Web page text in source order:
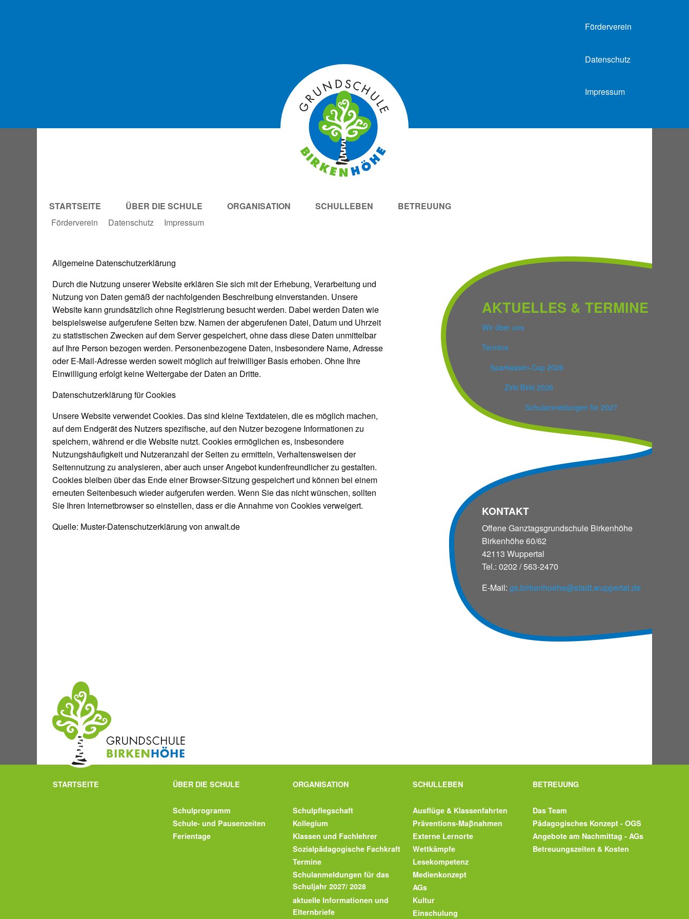
Förderverein
Datenschutz
Impressum
STARTSEITE ÜBER DIE SCHULE ORGANISATION SCHULLEBEN
BETREUUNG
Förderverein
Datenschutz Impressum
Allgemeine Datenschutzerklärung
Durch die Nutzung unserer Website erklären Sie sich mit der Erhebung, Verarbeitung und
Nutzung von Daten gemäß der nachfolgenden Beschreibung einverstanden. Unsere
Website kann grundsätzlich ohne Registrierung besucht werden. Dabei werden Daten wie
beispielsweise aufgerufene Seiten bzw. Namen der abgerufenen Datei, Datum und Uhrzeit
zu statistischen Zwecken auf dem Server gespeichert, ohne dass diese Daten unmittelbar
auf Ihre Person bezogen werden. Personenbezogene Daten, insbesondere Name, Adresse
oder E-Mail-Adresse werden soweit möglich auf freiwilliger Basis erhoben. Ohne Ihre
Einwilligung erfolgt keine Weitergabe der Daten an Dritte.
Datenschutzerklärung für Cookies
Unsere Website verwendet Cookies. Das sind kleine Textdateien, die es möglich machen,
auf dem Endgerät des Nutzers spezifische, auf den Nutzer bezogene Informationen zu
speichern, während er die Website nutzt. Cookies ermöglichen es, insbesondere
Nutzungshäufigkeit und Nutzeranzahl der Seiten zu ermitteln, Verhaltensweisen der
Seitennutzung zu analysieren, aber auch unser Angebot kundenfreundlicher zu gestalten.
Cookies bleiben über das Ende einer Browser-Sitzung gespeichert und können bei einem
erneuten Seitenbesuch wieder aufgerufen werden. Wenn Sie das nicht wünschen, sollten
Sie Ihren Internetbrowser so einstellen, dass er die Annahme von Cookies verweigert.
Quelle: Muster-Datenschutzerklärung von anwalt.de
AKTUELLES & TERMINE
Wir über uns
Termine
Sparkassen-Cup 2026
Zirki Birki 2026
Schulamneldungen für 2027
KONTAKT
Offene Ganztagsgrundschule Birkenhöhe
Birkenhöhe 60/62
42113 Wuppertal
Tel.: 0202 / 563-2470
E-Mail: gs.birkenhoehe@stadt.wuppertal.de
STARTSEITE ÜBER DIE SCHULE
Schulprogramm
Schule- und Pausenzeiten
Ferientage
ORGANISATION
Schulpflegschaft
Kollegium
Klassen und Fachlehrer
Sozialpädagogische Fachkraft
Termine
Schulanmeldungen für das
Schuljahr 2027/ 2028
aktuelle Informationen und
Elternbriefe
SCHULLEBEN
Ausflüge & Klassenfahrten
Präventions-Maβnahmen
Externe Lernorte
Wettkämpfe
Lesekompetenz
Medienkonzept
AGs
Kultur
Einschulung
BETREUUNG
Das Team
Pädagogisches Konzept - OGS
Angebote am Nachmittag - AGs
Betreuungszeiten & Kosten